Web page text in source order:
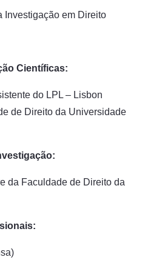
Investigação em Direito
Científicas:
do LPL – Lisbon
de Direito da Universidade
da Faculdade de Direito da